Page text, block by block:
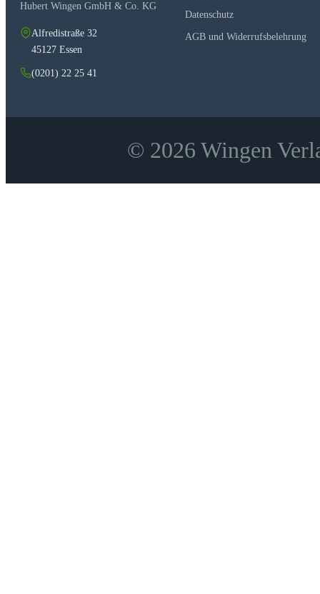
Hubert Wingen GmbH & Co. KG
Alfredistraße 32
45127 Essen
(0201) 22 25 41
Datenschutz
AGB und Widerrufsbelehrung
© 2026 Wingen